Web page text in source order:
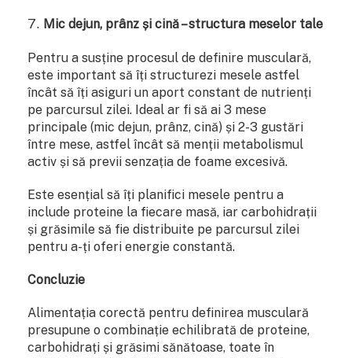
Mic dejun, prânz și cină – structura meselor tale
Pentru a susține procesul de definire musculară,
este important să îți structurezi mesele astfel
încât să îți asiguri un aport constant de nutrienți
pe parcursul zilei. Ideal ar fi să ai 3 mese
principale (mic dejun, prânz, cină) și 2-3 gustări
între mese, astfel încât să menții metabolismul
activ și să previi senzația de foame excesivă.
Este esențial să îți planifici mesele pentru a
include proteine la fiecare masă, iar carbohidrații
și grăsimile să fie distribuite pe parcursul zilei
pentru a-ți oferi energie constantă.
Concluzie
Alimentația corectă pentru definirea musculară
presupune o combinație echilibrată de proteine,
carbohidrați și grăsimi sănătoase, toate în